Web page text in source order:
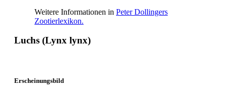
Weitere Informationen in Peter Dollingers
Zootierlexikon.
Luchs (Lynx lynx)
Erscheinungsbild